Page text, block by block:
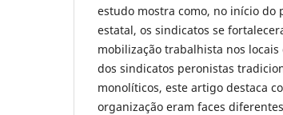
estudo mostra como, no início
estatal, os sindicatos se
mobilização trabalhista nos
dos sindicatos peronistas
monolíticos, este artigo destaca
organização eram faces